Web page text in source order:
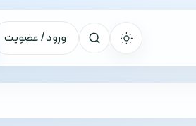
ورود / عضویت